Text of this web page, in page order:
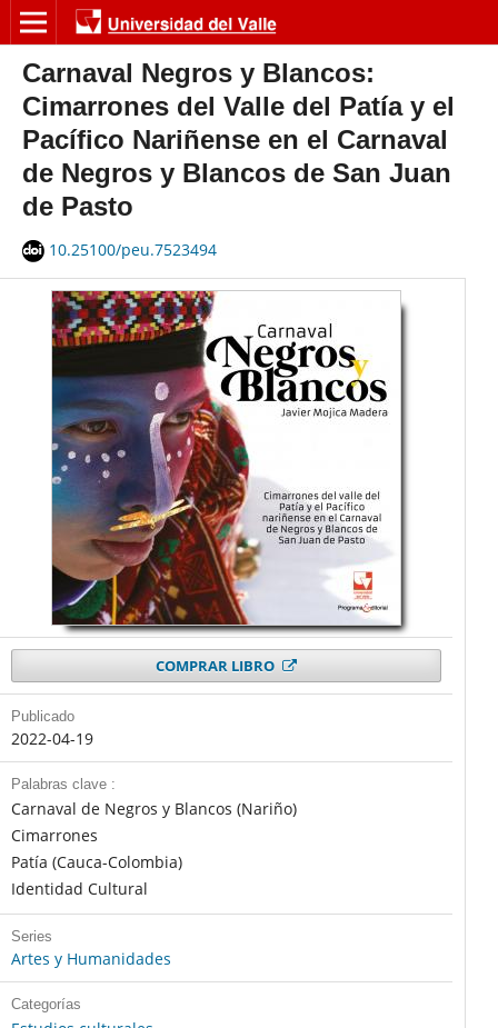
Carnaval Negros y Blancos:
Cimarrones del Valle del Patía y el
Pacífico Nariñense en el Carnaval
de Negros y Blancos de San Juan
de Pasto
10.25100/peu.7523494
COMPRAR LIBRO
Publicado
2022-04-19
Palabras clave :
Carnaval de Negros y Blancos (Nariño)
Cimarrones
Patía (Cauca-Colombia)
Identidad Cultural
Series
Artes y Humanidades
Categorías